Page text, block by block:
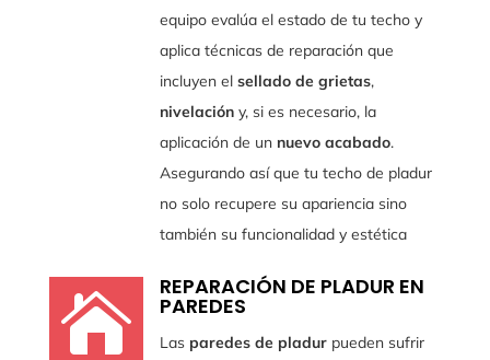
equipo evalúa el estado de tu techo y
aplica técnicas de reparación que
incluyen elsellado de grietas,
nivelacióny, si es necesario, la
aplicación de un nuevo acabado.
Asegurando así que tu techo de pladur
no solo recupere su apariencia sino
también su funcionalidad y estética

REPARACIÓN DE PLADUR EN
PAREDES
Las paredes de pladurpueden sufrir